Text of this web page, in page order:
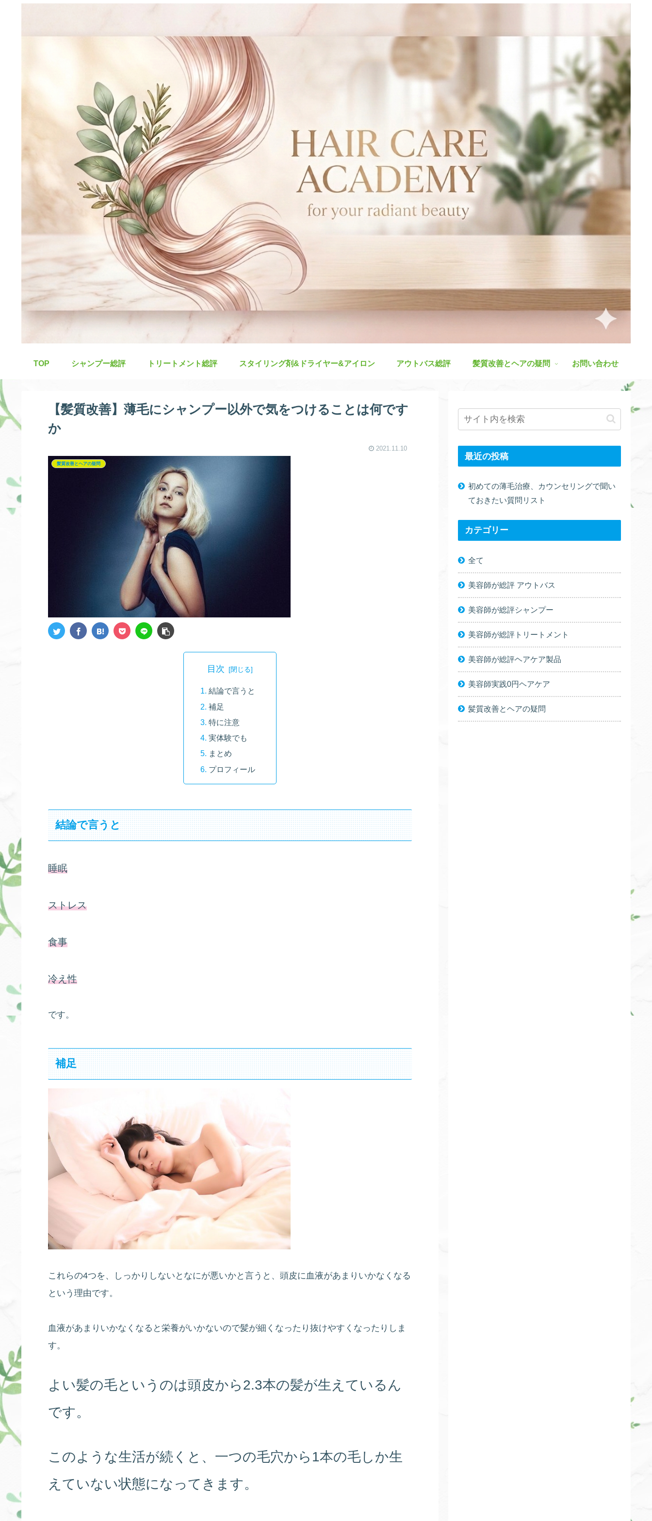
TOP シャンプー総評 トリートメント総評 スタイリング剤&ドライヤー&アイロン アウトバス総評 髪質改善とヘアの疑問 お問い合わせ
【髪質改善】薄毛にシャンプー以外で気をつけることは何です
か
2021.11.10
髪質改善とヘアの疑問
目次
結論で言うと
補足
特に注意
実体験でも
まとめ
プロフィール
結論で言うと
睡眠
ストレス
食事
冷え性
です。
補足
これらの4つを、しっかりしないとなにが悪いかと言うと、頭皮に血液があまりいかなくなる
という理由です。
血液があまりいかなくなると栄養がいかないので髪が細くなったり抜けやすくなったりしま
す。
よい髪の毛というのは頭皮から2.3本の髪が生えているん
です。
このような生活が続くと、一つの毛穴から1本の毛しか生
えていない状態になってきます。
最近の投稿
初めての薄毛治療、カウンセリングで聞い
ておきたい質問リスト
カテゴリー
全て
美容師が総評 アウトバス
美容師が総評シャンプー
美容師が総評トリートメント
美容師が総評ヘアケア製品
美容師実践0円ヘアケア
髪質改善とヘアの疑問